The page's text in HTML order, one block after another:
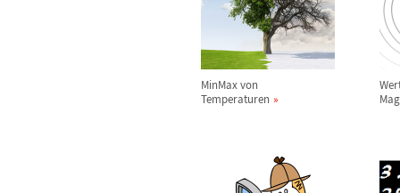
MinMax von
Temperaturen